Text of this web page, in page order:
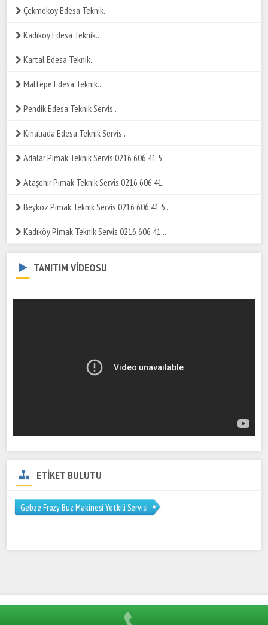
Çekmeköy Edesa Teknik..
Kadıköy Edesa Teknik..
Kartal Edesa Teknik..
Maltepe Edesa Teknik..
Pendik Edesa Teknik Servis..
Kınalıada Edesa Teknik Servis..
Adalar Pimak Teknik Servis 0216 606 41 5..
Ataşehir Pimak Teknik Servis 0216 606 41..
Beykoz Pimak Teknik Servis 0216 606 41 5..
Kadıköy Pimak Teknik Servis 0216 606 41 ..
TANITIM VİDEOSU
ETİKET BULUTU
Gebze Frozy Buz Makinesi Yetkili Servisi
Hümel Endüstriyel 0216 606 41 57 Öztiryakiler Mutfak Servisi